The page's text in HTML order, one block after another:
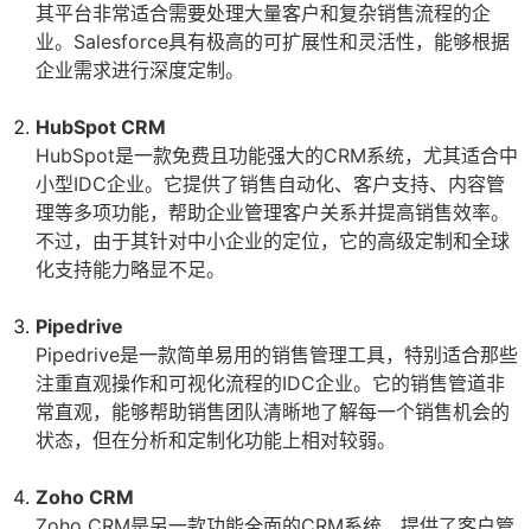
其平台非常适合需要处理大量客户和复杂销售流程的企
业。Salesforce具有极高的可扩展性和灵活性，能够根据
企业需求进行深度定制。
HubSpot CRM
HubSpot是一款免费且功能强大的CRM系统，尤其适合中
小型IDC企业。它提供了销售自动化、客户支持、内容管
理等多项功能，帮助企业管理客户关系并提高销售效率。
不过，由于其针对中小企业的定位，它的高级定制和全球
化支持能力略显不足。
Pipedrive
Pipedrive是一款简单易用的销售管理工具，特别适合那些
注重直观操作和可视化流程的IDC企业。它的销售管道非
常直观，能够帮助销售团队清晰地了解每一个销售机会的
状态，但在分析和定制化功能上相对较弱。
Zoho CRM